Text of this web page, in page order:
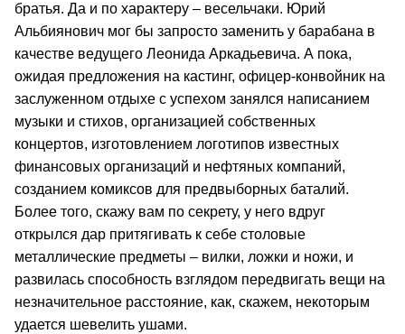
братья. Да и по характеру – весельчаки. Юрий
Альбиянович мог бы запросто заменить у барабана в
качестве ведущего Леонида Аркадьевича. А пока,
ожидая предложения на кастинг, офицер-конвойник на
заслуженном отдыхе с успехом занялся написанием
музыки и стихов, организацией собственных
концертов, изготовлением логотипов известных
финансовых организаций и нефтяных компаний,
созданием комиксов для предвыборных баталий.
Более того, скажу вам по секрету, у него вдруг
открылся дар притягивать к себе столовые
металлические предметы – вилки, ложки и ножи, и
развилась способность взглядом передвигать вещи на
незначительное расстояние, как, скажем, некоторым
удается шевелить ушами.